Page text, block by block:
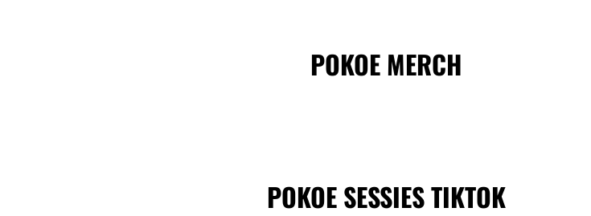
POKOE MERCH
POKOE SESSIES TIKTOK